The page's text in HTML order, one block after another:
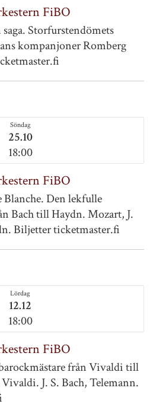
FiBO
Storfurstendömets
kompanjoner Romberg
Söndag
25.10
18:00
FiBO
Blanche. Den lekfulle
Bach till Haydn. Mozart, J.
Biljetter ticketmaster.fi
Lördag
12.12
18:00
FiBO
från Vivaldi till
J. S. Bach, Telemann.